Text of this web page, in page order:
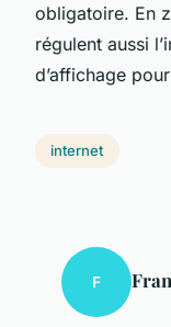
obligatoire. En
régulent aussi
d’affichage
internet
F